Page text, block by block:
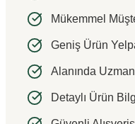
Mükemmel
Geniş Ürün
Alanında
Detaylı Ürün